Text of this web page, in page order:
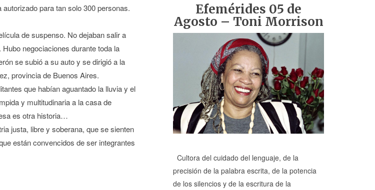
para tan solo 300 personas.
de suspenso. No dejaban salir a
negociaciones durante toda la
se subió a su auto y se dirigió a la
provincia de Buenos Aires.
que habían aguantado la lluvia y el
y multitudinaria a la casa de
es otra historia…
justa, libre y soberana, que se sienten
están convencidos de ser integrantes
Efemérides 05 de
Agosto – Toni Morrison
Cultora del cuidado del lenguaje, de la
precisión de la palabra escrita, de la potencia
de los silencios y de la escritura de la